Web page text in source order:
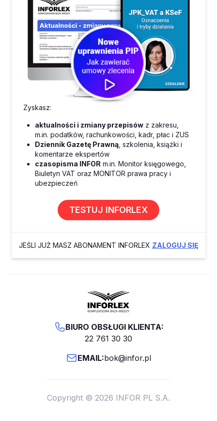
Zyskasz:
aktualności i zmiany przepisów z zakresu,
m.in. podatków, rachunkowości, kadr, płac i ZUS
Dziennik Gazetę Prawną , szkolenia, książki i
komentarze ekspertów
czasopisma INFOR m.in. Monitor księgowego,
Biuletyn VAT oraz MONITOR prawa pracy i
ubezpieczeń
TESTUJ INFORLEX
JEŚLI JUŻ MASZ ABONAMENT INFORLEX ZALOGUJ SIĘ
BIURO OBSŁUGI KLIENTA:
22 761 30 30
EMAIL:bok@infor.pl
Copyright © 2026 INFOR PL S.A.